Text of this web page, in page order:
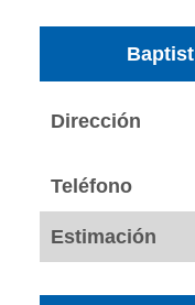
Dirección
Teléfono
Estimación